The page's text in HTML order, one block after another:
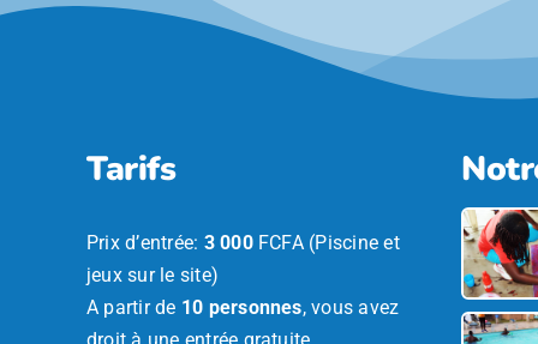
Tarifs
Prix d’entrée: 3 000FCFA (Piscine et
jeux sur le site)
A partir de 10 personnes, vous avez